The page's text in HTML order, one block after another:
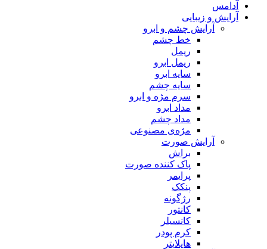
آدامس
آرایش و زیبایی
آرایش چشم و ابرو
خط چشم
ریمل
ریمل ابرو
سایه ابرو
سایه چشم
سرم مژه و ابرو
مداد ابرو
مداد چشم
مژه‌‌ی مصنوعی
آرایش صورت
براش
پاک کننده صورت
پرایمر
پنکک
رژگونه
کانتور
کانسیلر
کرم پودر
هایلایتر